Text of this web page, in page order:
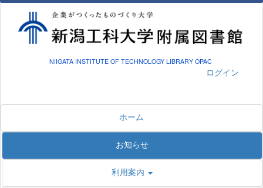
NIIGATA INSTITUTE OF TECHNOLOGY LIBRARY OPAC
ログイン
ホーム
お知らせ
利用案内